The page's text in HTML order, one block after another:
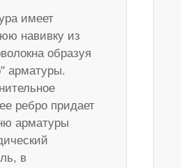
имеет
навивку из
образуя
арматуры.
ребро придает
арматуры
в